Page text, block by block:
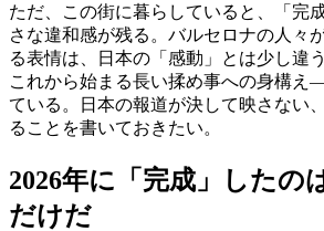
ただ、この街に暮らしていると、「完
さな違和感が残る。バルセロナの人々
る表情は、日本の「感動」とは少し違
これから始まる長い揉め事への身構
ている。日本の報道が決して映さない
ることを書いておきたい。
2026年に「完成」したの
だけだ